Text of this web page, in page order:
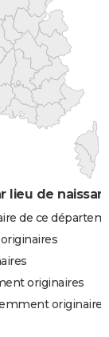
lieu de
de ce
originaires
originaires